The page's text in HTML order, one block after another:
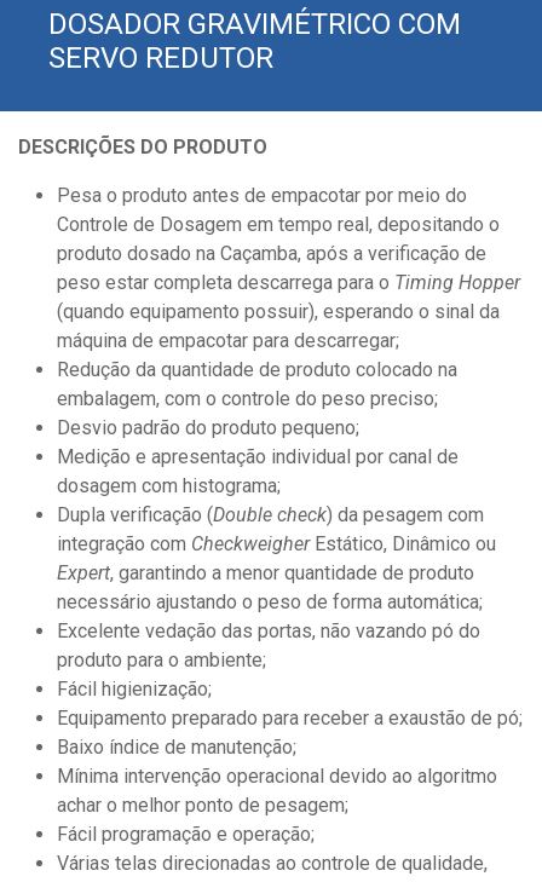
DOSADOR GRAVIMÉTRICO COM
SERVO REDUTOR
DESCRIÇÕES DO PRODUTO
Pesa o produto antes de empacotar por meio do
Controle de Dosagem em tempo real, depositando o
produto dosado na Caçamba, após a verificação de
peso estar completa descarrega para o Timing Hopper
(quando equipamento possuir), esperando o sinal da
máquina de empacotar para descarregar;
Redução da quantidade de produto colocado na
embalagem, com o controle do peso preciso;
Desvio padrão do produto pequeno;
Medição e apresentação individual por canal de
dosagem com histograma;
Dupla verificação (Double check) da pesagem com
integração com CheckweigherEstático, Dinâmico ou
Expert, garantindo a menor quantidade de produto
necessário ajustando o peso de forma automática;
Excelente vedação das portas, não vazando pó do
produto para o ambiente;
Fácil higienização;
Equipamento preparado para receber a exaustão de pó;
Baixo índice de manutenção;
Mínima intervenção operacional devido ao algoritmo
achar o melhor ponto de pesagem;
Fácil programação e operação;
Várias telas direcionadas ao controle de qualidade,